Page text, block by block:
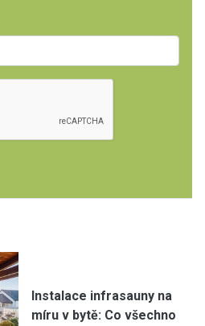
Instalace infrasauny na
míru v bytě: Co všechno